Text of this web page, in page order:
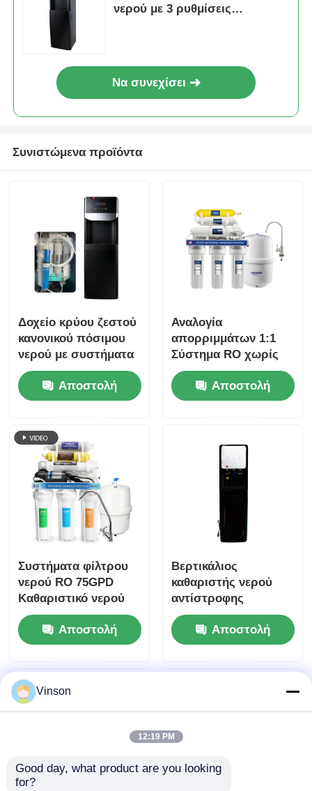
νερού με 3 ρυθμίσεις
Να συνεχίσει
Συνιστώμενα προϊόντα
Δοχείο κρύου ζεστού
κανονικού πόσιμου
νερού με συστήματα
RO 5 σταδίων
Αποστολή
Αναλογία
απορριμμάτων 1:1
Σύστημα RO χωρίς
αντλία 6 σταδίων 100
GPD
Αποστολή
Συστήματα φίλτρου
νερού RO 75GPD
Καθαριστικό νερού
αντίστροφης
οσμωσίας με αντλία
αλκαλικών ορυκτών
Αποστολή
Βερτικάλιος
καθαριστής νερού
αντίστροφης
όσμωσης με άμεσο
ζεστό και κρύο
οικιακό διανομέα
Αποστολή
Vinson
12:19 PM
Good day, what product are you looking
for?